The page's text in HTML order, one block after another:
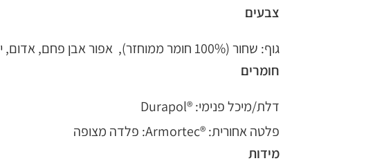
צבעים
גוף: שחור (100% חומר ממוחזר), אפור אבן פחם, אדום, ירוק כהה
חומרים
דלת/מיכל פנימי: ®Durapol
פלטה אחורית: ®Armortec: פלדה מצופה
מידות